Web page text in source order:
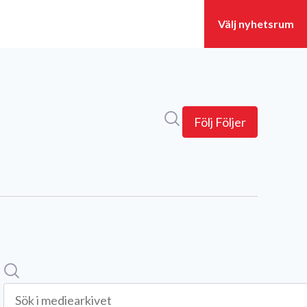
Följ Följer
Sök
Sök i mediearkivet